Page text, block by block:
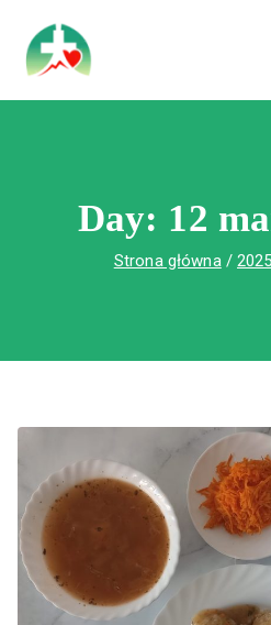
treści
Wojewódzki
Św. Rafała w
Day: 12
Strona główna 2025